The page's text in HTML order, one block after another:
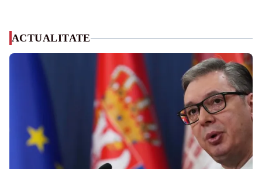
ACTUALITATE